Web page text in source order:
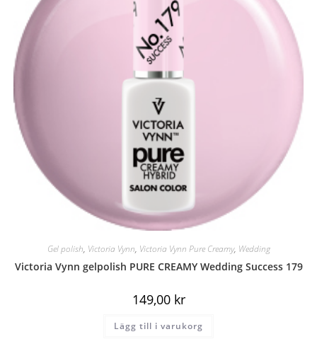
Gel polish, Victoria Vynn, Victoria Vynn Pure Creamy, Wedding
Victoria Vynn gelpolish PURE CREAMY Wedding Success 179
149,00 kr
Lägg till i varukorg